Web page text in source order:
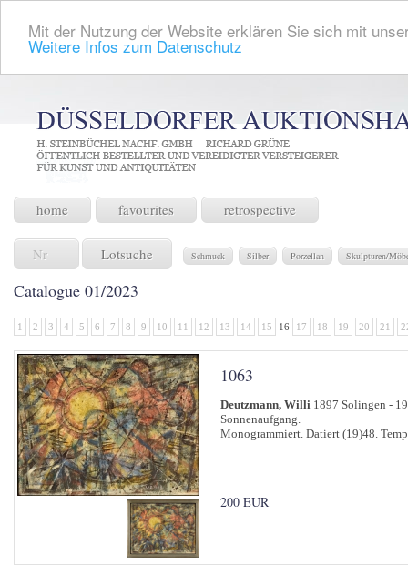
Mit der Nutzung der Website erklären Sie sich mit
Weitere Infos zum Datenschutz
home favourites retrospective
Lotsuche Schmuck Silber Porzellan Skulpturen/
Catalogue 01/2023
1 2 3 4 5 6 7 8 9 10 11 12 13 14 15 16 17 18 19 20 21
1063
Deutzmann, Willi 1897 Solingen -
Sonnenaufgang.
Monogrammiert. Datiert (19)48.
200 EUR